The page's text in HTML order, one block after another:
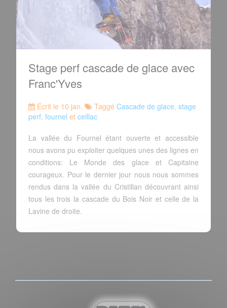
Stage perf cascade de glace avec
Franc'Yves
Écrit le 10 jan. Taggé Cascade de glace, stage
perf, fournel et ceillac
La vallée du Fournel étant ouverte et accessible
nous avons pu exploiter quelques unes des lignes en
conditions: Le Monde des glace et Capitaine
courageux. Pour le dernier jour nous nous sommes
rendus dans la vallée du Cristillan découvrant ainsi
tous les trois la cascade du Bois Noir et celle de la
Lavine de droite.